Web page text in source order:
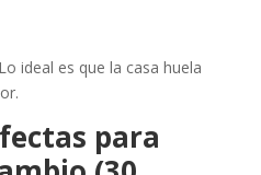
ideal es que la casa huela
para